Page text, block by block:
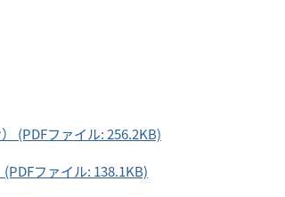
(PDFファイル: 256.2KB)
ファイル: 138.1KB)